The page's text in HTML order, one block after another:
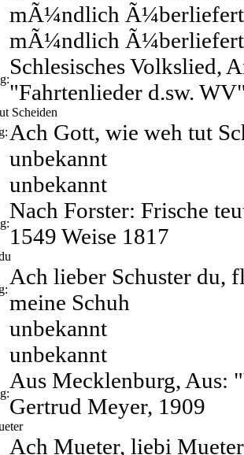
mÃ¼ndlich Ã¼berliefert
mÃ¼ndlich Ã¼berliefert
Schlesisches Volkslied,
"Fahrtenlieder d.sw.
Scheiden
Ach Gott, wie weh tut
unbekannt
unbekannt
Nach Forster: Frische
1549 Weise 1817
Ach lieber Schuster du,
meine Schuh
unbekannt
unbekannt
Aus Mecklenburg, Aus:
Gertrud Meyer, 1909
Ach Mueter, liebi